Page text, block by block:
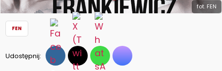
fot. FEN
FEN
Udostępnij: